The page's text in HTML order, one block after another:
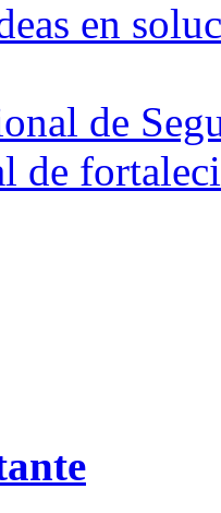
en
de
de